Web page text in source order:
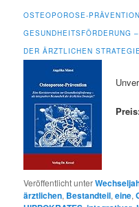
OSTEOPOROSE-
GESUNDHEITSFÖRDERUNG
DER ÄRZTLICHEN
Veröffentlicht unter
ärztlichen, Bestandteil,eine,